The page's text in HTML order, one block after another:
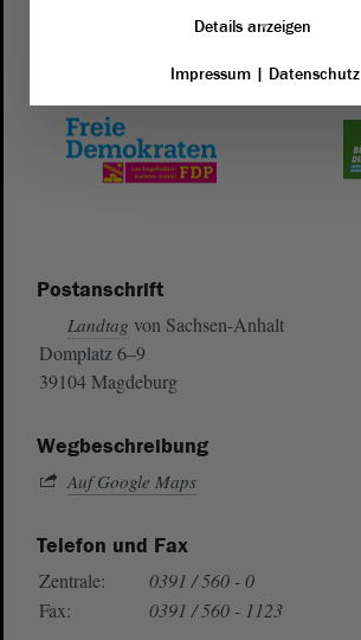
Postanschrift
Landtag von Sachsen-Anhalt
Domplatz 6–9
39104 Magdeburg
Wegbeschreibung
Auf Google Maps
Telefon und Fax
Zentrale:
0391 / 560 - 0
Fax:
0391 / 560 - 1123
Details anzeigen
Impressum| Datenschutz